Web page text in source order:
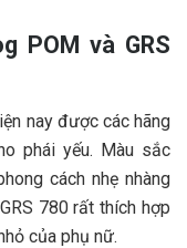
POM và GRS
nay được các hãng
phái yếu. Màu sắc
cách nhẹ nhàng
780 rất thích hợp
của phụ nữ.